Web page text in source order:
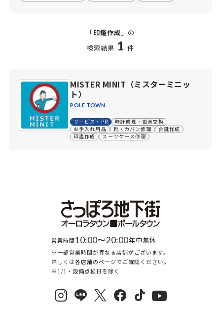
「印鑑作成 」の
検索結果 1 件
MISTER MINIT（ミスターミニッ
ト）
POLE TOWN
サービス・PR
時計修理・電池交換
お手入れ用品
靴・カバン修理
合鍵作成
印鑑作成
スーツケース修理
営業時間10:00〜20:00年中無休
※一部営業時間が異なる店舗がございます。
詳しくは各店舗のページでご確認ください。
※1/1・設備点検日を除く